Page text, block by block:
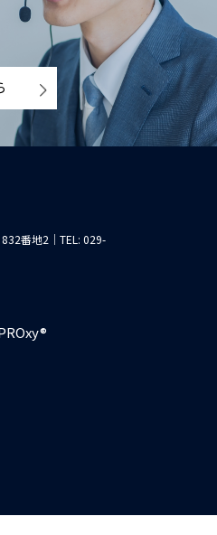
番地2｜TEL: 029-